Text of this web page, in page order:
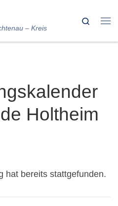
– Kreis
Search
Holtheim
hat bereits stattgefunden.